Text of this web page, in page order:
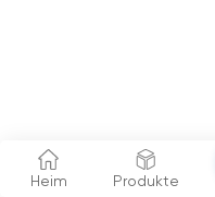
Heim Produkte